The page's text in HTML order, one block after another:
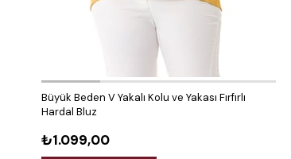
Büyük Beden V Yakalı Kolu ve Yakası Fırfırlı
Hardal Bluz
₺1.099,00